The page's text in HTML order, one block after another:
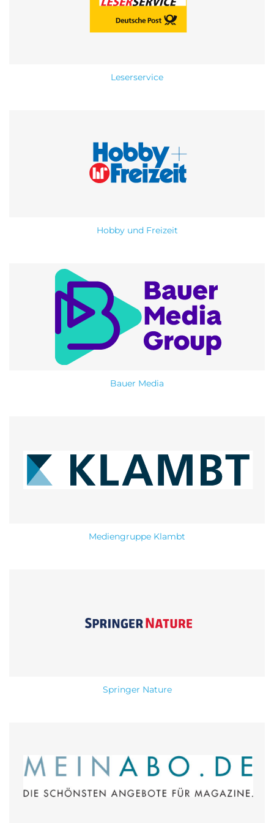
Süßigkeiten Abo Zeitschriften Abo
Login
Leserservice
Hobby und Freizeit
Bauer Media
Mediengruppe Klambt
Springer Nature